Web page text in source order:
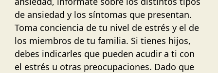
de ansiedad y los síntomas que presentan.
Toma conciencia de tu nivel de estrés y el de
los miembros de tu familia. Si tienes hijos,
debes indicarles que pueden acudir a ti con
el estrés u otras preocupaciones. Dado que